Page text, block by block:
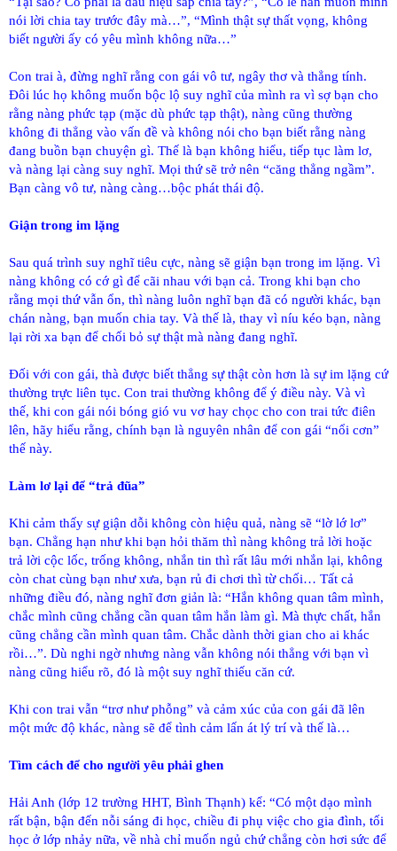
nói lời chia tay trước đây mà…”, “Mình thật sự thất vọng, không
biết người ấy có yêu mình không nữa…”
Con trai à, đừng nghĩ rằng con gái vô tư, ngây thơ và thẳng tính.
Đôi lúc họ không muốn bộc lộ suy nghĩ của mình ra vì sợ bạn cho
rằng nàng phức tạp (mặc dù phức tạp thật), nàng cũng thường
không đi thẳng vào vấn đề và không nói cho bạn biết rằng nàng
đang buồn bạn chuyện gì. Thế là bạn không hiểu, tiếp tục làm lơ,
và nàng lại càng suy nghĩ. Mọi thứ sẽ trở nên “căng thẳng ngầm”.
Bạn càng vô tư, nàng càng…bộc phát thái độ.
Giận trong im lặng
Sau quá trình suy nghĩ tiêu cực, nàng sẽ giận bạn trong im lặng. Vì
nàng không có cớ gì để cãi nhau với bạn cả. Trong khi bạn cho
rằng mọi thứ vẫn ổn, thì nàng luôn nghĩ bạn đã có người khác, bạn
chán nàng, bạn muốn chia tay. Và thế là, thay vì níu kéo bạn, nàng
lại rời xa bạn để chối bỏ sự thật mà nàng đang nghĩ.
Đối với con gái, thà được biết thẳng sự thật còn hơn là sự im lặng cứ
thường trực liên tục. Con trai thường không để ý điều này. Và vì
thế, khi con gái nói bóng gió vu vơ hay chọc cho con trai tức điên
lên, hãy hiểu rằng, chính bạn là nguyên nhân để con gái “nổi cơn”
thế này.
Làm lơ lại để “trả đũa”
Khi cảm thấy sự giận dỗi không còn hiệu quả, nàng sẽ “lờ lớ lơ”
bạn. Chẳng hạn như khi bạn hỏi thăm thì nàng không trả lời hoặc
trả lời cộc lốc, trống không, nhắn tin thì rất lâu mới nhắn lại, không
còn chat cùng bạn như xưa, bạn rủ đi chơi thì từ chối… Tất cả
những điều đó, nàng nghĩ đơn giản là: “Hắn không quan tâm mình,
chắc mình cũng chẳng cần quan tâm hắn làm gì. Mà thực chất, hắn
cũng chẳng cần mình quan tâm. Chắc dành thời gian cho ai khác
rồi…”. Dù nghi ngờ nhưng nàng vẫn không nói thẳng với bạn vì
nàng cũng hiểu rõ, đó là một suy nghĩ thiếu căn cứ.
Khi con trai vẫn “trơ như phỗng” và cảm xúc của con gái đã lên
một mức độ khác, nàng sẽ để tình cảm lấn át lý trí và thế là…
Tìm cách để cho người yêu phải ghen
Hải Anh (lớp 12 trường HHT, Bình Thạnh) kể: “Có một dạo mình
rất bận, bận đến nỗi sáng đi học, chiều đi phụ việc cho gia đình, tối
học ở lớp nhảy nữa, về nhà chỉ muốn ngủ chứ chẳng còn hơi sức để